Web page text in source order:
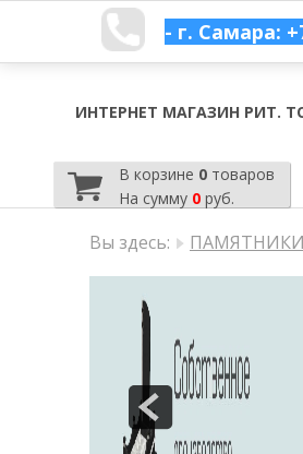
- г. Самара:
ИНТЕРНЕТ МАГАЗИН РИТ.
В корзине 0товаров
На сумму 0руб.
Вы здесь: